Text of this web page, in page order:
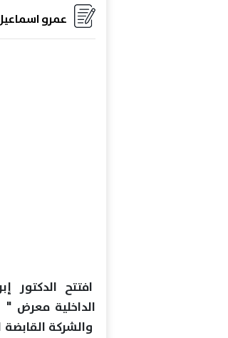
عمرو
افتتح الدكتور
الداخلية معرض "
والشركة